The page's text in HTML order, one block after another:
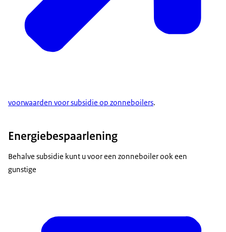
voorwaarden voor subsidie op zonneboilers.
Energiebespaarlening
Behalve subsidie kunt u voor een zonneboiler ook een
gunstige